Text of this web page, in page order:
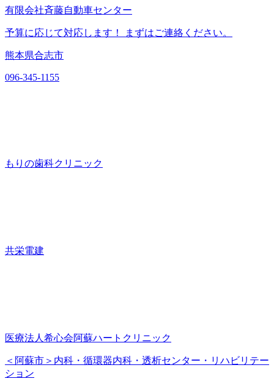
有限会社斉藤自動車センター
予算に応じて対応します！ まずはご連絡ください。
熊本県合志市
096-345-1155
もりの歯科クリニック
共栄電建
医療法人希心会阿蘇ハートクリニック
＜阿蘇市＞内科・循環器内科・透析センター・リハビリテー
ション